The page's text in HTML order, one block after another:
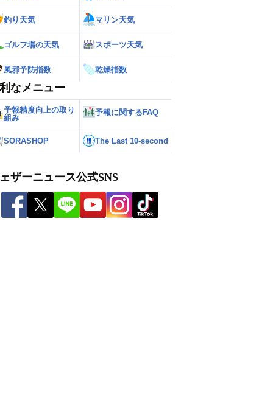
釣り天気 マリン天気
ゴルフ場の天気 スポーツ天気
風邪予防指数 乾燥指数
なメニュー
予報精度向上の取り
組み
予報に関するFAQ
SORASHOP The Last 10-second
ザーニュース公式SNS